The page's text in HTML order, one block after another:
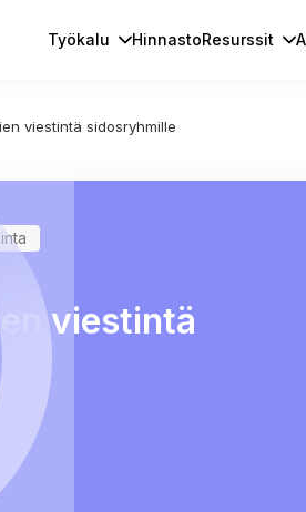
Työkalu HinnastoResurssit
viestintä sidosryhmille
viestintä